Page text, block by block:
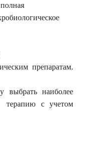
препаратам.
выбрать наиболее
терапию с учетом